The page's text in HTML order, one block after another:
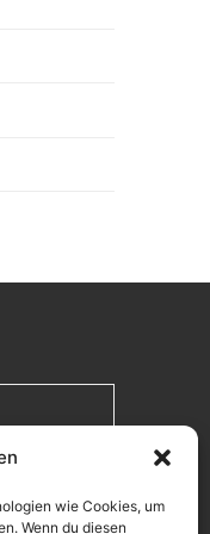
wie Cookies, um
Wenn du diesen
bin
Hier